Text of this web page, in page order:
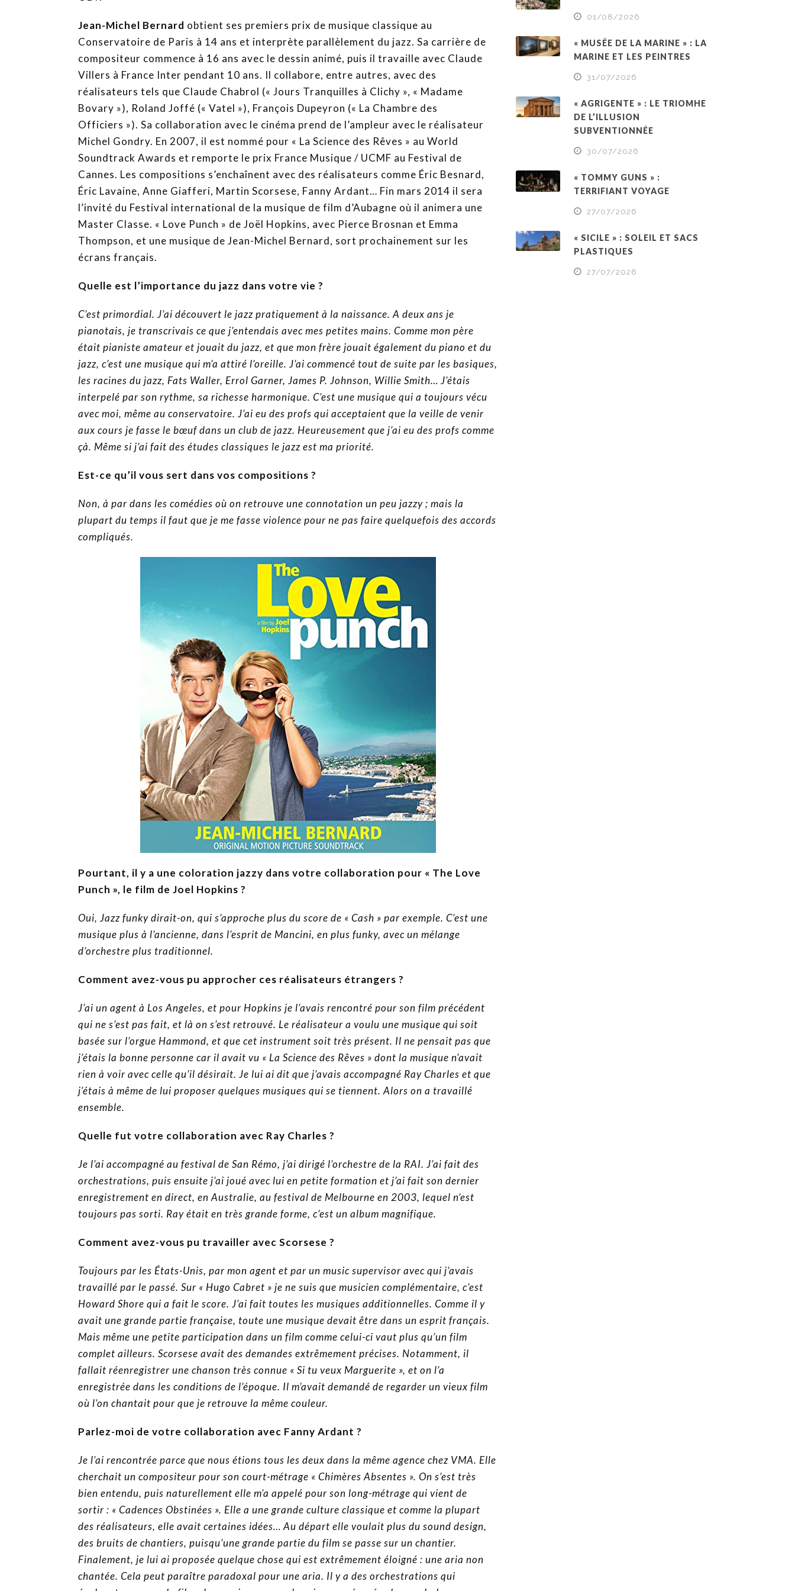
Jean-Michel Bernard obtient ses premiers prix de musique classique au
Conservatoire de Paris à 14 ans et interprète parallèlement du jazz. Sa carrière de
compositeur commence à 16 ans avec le dessin animé, puis il travaille avec Claude
Villers à France Inter pendant 10 ans. Il collabore, entre autres, avec des
réalisateurs tels que Claude Chabrol (« Jours Tranquilles à Clichy », « Madame
Bovary »), Roland Joffé (« Vatel »), François Dupeyron (« La Chambre des
Officiers »). Sa collaboration avec le cinéma prend de l’ampleur avec le réalisateur
Michel Gondry. En 2007, il est nommé pour « La Science des Rêves » au World
Soundtrack Awards et remporte le prix France Musique / UCMF au Festival de
Cannes. Les compositions s’enchaînent avec des réalisateurs comme Éric Besnard,
Éric Lavaine, Anne Giafferi, Martin Scorsese, Fanny Ardant… Fin mars 2014 il sera
l’invité du Festival international de la musique de film d’Aubagne où il animera une
Master Classe. « Love Punch » de Joël Hopkins, avec Pierce Brosnan et Emma
Thompson, et une musique de Jean-Michel Bernard, sort prochainement sur les
écrans français.
Quelle est l’importance du jazz dans votre vie ?
C’est primordial. J’ai découvert le jazz pratiquement à la naissance. A deux ans je
pianotais, je transcrivais ce que j’entendais avec mes petites mains. Comme mon père
était pianiste amateur et jouait du jazz, et que mon frère jouait également du piano et du
jazz, c’est une musique qui m’a attiré l’oreille. J’ai commencé tout de suite par les basiques,
les racines du jazz, Fats Waller, Errol Garner, James P. Johnson, Willie Smith… J’étais
interpelé par son rythme, sa richesse harmonique. C’est une musique qui a toujours vécu
avec moi, même au conservatoire. J’ai eu des profs qui acceptaient que la veille de venir
aux cours je fasse le bœuf dans un club de jazz. Heureusement que j’ai eu des profs comme
çà. Même si j’ai fait des études classiques le jazz est ma priorité.
Est-ce qu’il vous sert dans vos compositions ?
Non, à par dans les comédies où on retrouve une connotation un peu jazzy ; mais la
plupart du temps il faut que je me fasse violence pour ne pas faire quelquefois des accords
compliqués.
Pourtant, il y a une coloration jazzy dans votre collaboration pour « The Love
Punch », le film de Joel Hopkins ?
Oui, Jazz funky dirait-on, qui s’approche plus du score de « Cash » par exemple. C’est une
musique plus à l’ancienne, dans l’esprit de Mancini, en plus funky, avec un mélange
d’orchestre plus traditionnel.
Comment avez-vous pu approcher ces réalisateurs étrangers ?
J’ai un agent à Los Angeles, et pour Hopkins je l’avais rencontré pour son film précédent
qui ne s’est pas fait, et là on s’est retrouvé. Le réalisateur a voulu une musique qui soit
basée sur l’orgue Hammond, et que cet instrument soit très présent. Il ne pensait pas que
j’étais la bonne personne car il avait vu « La Science des Rêves » dont la musique n’avait
rien à voir avec celle qu’il désirait. Je lui ai dit que j’avais accompagné Ray Charles et que
j’étais à même de lui proposer quelques musiques qui se tiennent. Alors on a travaillé
ensemble.
Quelle fut votre collaboration avec Ray Charles ?
Je l’ai accompagné au festival de San Rémo, j’ai dirigé l’orchestre de la RAI. J’ai fait des
orchestrations, puis ensuite j’ai joué avec lui en petite formation et j’ai fait son dernier
enregistrement en direct, en Australie, au festival de Melbourne en 2003, lequel n’est
toujours pas sorti. Ray était en très grande forme, c’est un album magnifique.
Comment avez-vous pu travailler avec Scorsese ?
Toujours par les États-Unis, par mon agent et par un music supervisor avec qui j’avais
travaillé par le passé. Sur « Hugo Cabret » je ne suis que musicien complémentaire, c’est
Howard Shore qui a fait le score. J’ai fait toutes les musiques additionnelles. Comme il y
avait une grande partie française, toute une musique devait être dans un esprit français.
Mais même une petite participation dans un film comme celui-ci vaut plus qu’un film
complet ailleurs. Scorsese avait des demandes extrêmement précises. Notamment, il
fallait réenregistrer une chanson très connue « Si tu veux Marguerite », et on l’a
enregistrée dans les conditions de l’époque. Il m’avait demandé de regarder un vieux film
où l’on chantait pour que je retrouve la même couleur.
Parlez-moi de votre collaboration avec Fanny Ardant ?
Je l’ai rencontrée parce que nous étions tous les deux dans la même agence chez VMA. Elle
cherchait un compositeur pour son court-métrage « Chimères Absentes ». On s’est très
bien entendu, puis naturellement elle m’a appelé pour son long-métrage qui vient de
sortir : « Cadences Obstinées ». Elle a une grande culture classique et comme la plupart
des réalisateurs, elle avait certaines idées… Au départ elle voulait plus du sound design,
des bruits de chantiers, puisqu’une grande partie du film se passe sur un chantier.
Finalement, je lui ai proposée quelque chose qui est extrêmement éloigné : une aria non
chantée. Cela peut paraître paradoxal pour une aria. Il y a des orchestrations qui
01/08/2026
« MUSÉE DE LA MARINE » : LA
MARINE ET LES PEINTRES
31/07/2026
« AGRIGENTE » : LE TRIOMHE
DE L’ILLUSION
SUBVENTIONNÉE
30/07/2026
« TOMMY GUNS » :
TERRIFIANT VOYAGE
27/07/2026
« SICILE » : SOLEIL ET SACS
PLASTIQUES
27/07/2026